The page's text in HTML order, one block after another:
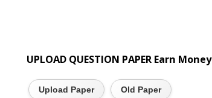
UPLOAD QUESTION PAPER Earn Money
Upload Paper Old Paper